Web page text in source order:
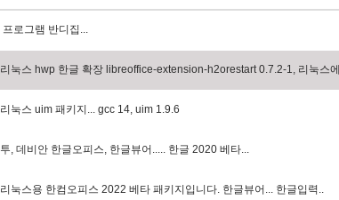
프로그램 반디 집 ...
리 눅스 hwp 한글 확장 ibreoffice-extension-h2orestart 0.7.2-1, 리 눅스
리 눅스 uim 패 키 지 ... gcc 14, uim 1.9.6
투, 데 비 안 한글오피 스, 한글뷰어 ..... 한글 2020 베 타...
리 눅스용 한컴 오피 스 2022 베 타 패 키 지 입 니 다. 한글뷰어 ... 한글입 력 ..